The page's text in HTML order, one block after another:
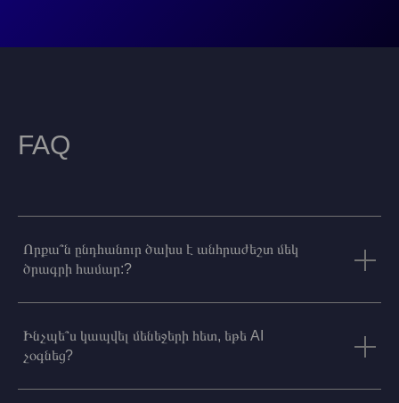
FAQ
Որքա՞ն ընդհանուր ծախս է անհրաժեշտ մեկ
ծրագրի համար:?
Ինչպե՞ս կապվել մենեջերի հետ, եթե AI
չօգնեց?